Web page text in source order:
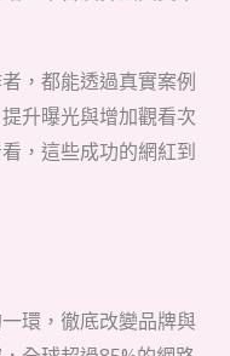
，都能透過真實案例
升曝光與增加觀看次
，這些成功的網紅到
環，徹底改變品牌與